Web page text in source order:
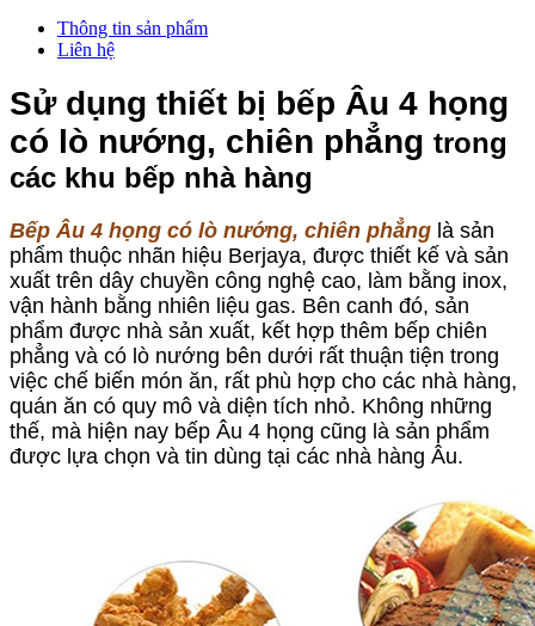
Thông tin sản phẩm
Liên hệ
Sử dụng thiết bị bếp Âu 4 họng
có lò nướng, chiên phẳng trong
các khu bếp nhà hàng
Bếp Âu 4 họng có lò nướng, chiên phẳng là sản
phẩm thuộc nhãn hiệu Berjaya, được thiết kế và sản
xuất trên dây chuyền công nghệ cao, làm bằng inox,
vận hành bằng nhiên liệu gas. Bên canh đó, sản
phẩm được nhà sản xuất, kết hợp thêm bếp chiên
phẳng và có lò nướng bên dưới rất thuận tiện trong
việc chế biến món ăn, rất phù hợp cho các nhà hàng,
quán ăn có quy mô và diện tích nhỏ. Không những
thế, mà hiện nay bếp Âu 4 họng cũng là sản phẩm
được lựa chọn và tin dùng tại các nhà hàng Âu.